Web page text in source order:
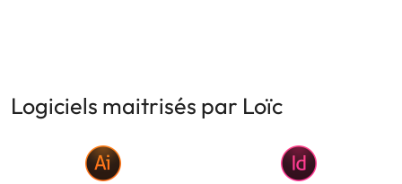
Logiciels maitrisés par Loïc